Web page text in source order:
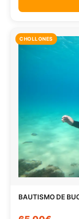
CHOLLONES
BAUTISMO DE